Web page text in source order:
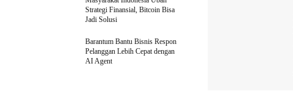
Strategi Finansial, Bitcoin Bisa
Jadi Solusi
Barantum Bantu Bisnis Respon
Pelanggan Lebih Cepat dengan
AI Agent